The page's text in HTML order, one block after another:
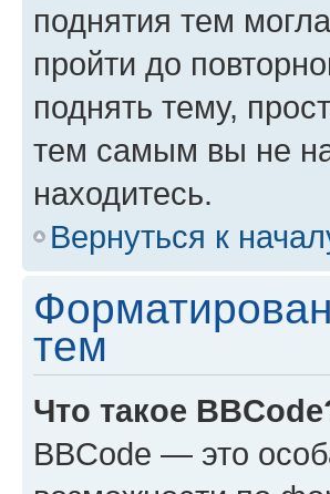
поднятия тем
пройти до
поднять тему,
тем самым вы не
находитесь.
Вернуться к
тем
Что такое
BBCode — это